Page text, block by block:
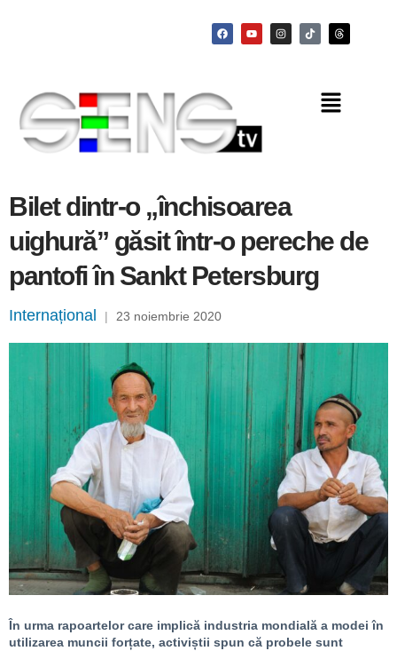
Bilet dintr-o „închisoarea
uighură” găsit într-o pereche de
pantofi în Sankt Petersburg
Internațional | 23 noiembrie 2020
În urma rapoartelor care implică industria mondială a modei în
utilizarea muncii forțate, activiștii spun că probele sunt